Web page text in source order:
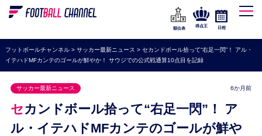
WEリーグ
海外サッカー
プレミアリーグ
ラ・リーガ
セリエA
ブンデスリーガ
順位表
得点王 日程
フットボールチャンネル> サッカー最新ニュース > セカンドボール拾って“右足一閃”！ アル・
イテハドMFカンテのゴールが鮮やか！ サウジでの公式戦通算10点目を記録
サッカー最新ニュース 6か月前
セカンドボール拾って“右足一閃”！ ア
ル・イテハドMFカンテのゴールが鮮や